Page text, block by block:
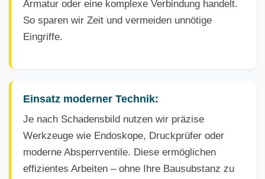
Armatur oder eine komplexe Verbindung handelt.
So sparen wir Zeit und vermeiden unnötige
Eingriffe.
Einsatz moderner Technik:
Je nach Schadensbild nutzen wir präzise
Werkzeuge wie Endoskope, Druckprüfer oder
moderne Absperrventile. Diese ermöglichen
effizientes Arbeiten – ohne Ihre Bausubstanz zu